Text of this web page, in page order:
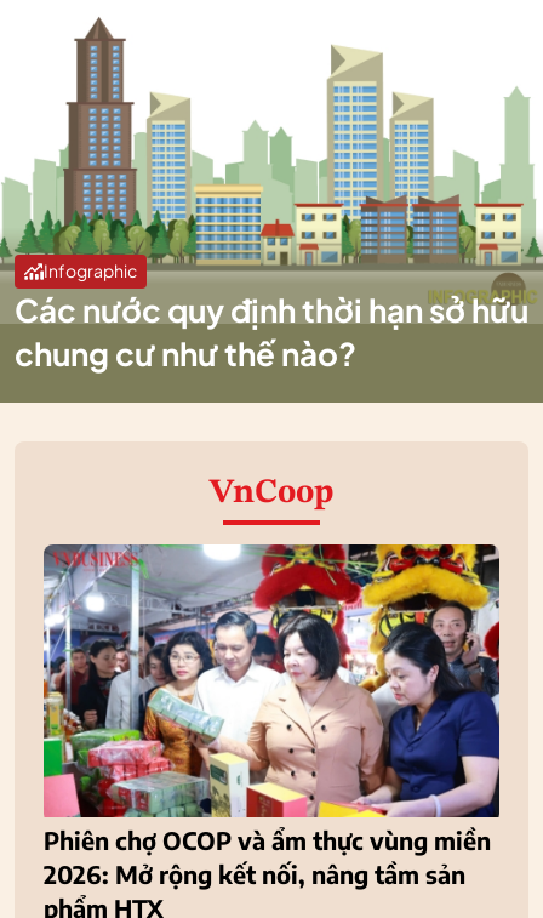
Infographic
Các nước quy định thời hạn sở hữu
chung cư như thế nào?
VnCoop
Phiên chợ OCOP và ẩm thực vùng miền
2026: Mở rộng kết nối, nâng tầm sản
phẩm HTX